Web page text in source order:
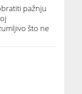
pažnju
što ne